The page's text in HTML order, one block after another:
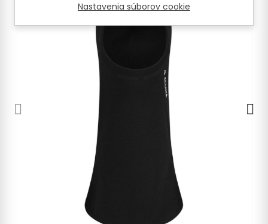
Nastavenia súborov cookie